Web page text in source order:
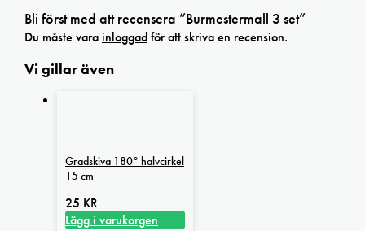
Bli först med att recensera ”Burmestermall 3 set”
Du måste varainloggadför att skriva en recension.
Vi gillar även
Gradskiva 180° halvcirkel
15 cm
25 KR
Lägg i varukorgen